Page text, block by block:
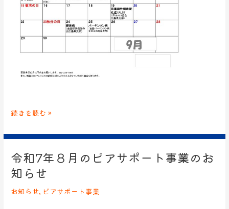
続きを読む »
令和7年８月のピアサポート事業のお
知らせ
お知らせ, ピアサポート事業
令
和
7
年